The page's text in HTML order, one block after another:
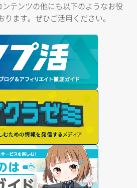
テンツの他にも以下のようなお役
ます。ぜひご活用ください。